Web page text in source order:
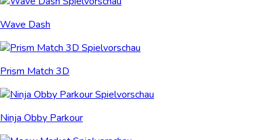
Wave Dash
Prism Match 3D
Ninja Obby Parkour